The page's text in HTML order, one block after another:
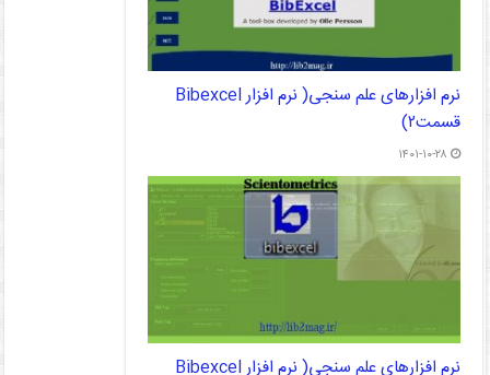
نرم افزارهای علم سنجی( نرم افزار Bibexcel
قسمت۲)
۱۴۰۱-۱۰-۲۸
نرم افزارهای علم سنجی( نرم افزار Bibexcel